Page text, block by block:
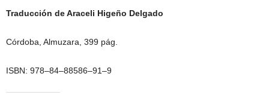
Traducción de Araceli Higeño Delgado
Córdoba, Almuzara, 399 pág.
ISBN: 978–84–88586–91–9